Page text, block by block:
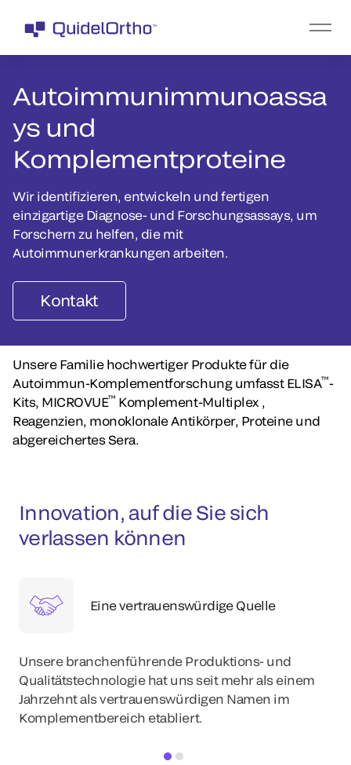
Autoimmunimmunoassa
ys und
Komplementproteine
Wir identifizieren, entwickeln und fertigen
einzigartige Diagnose- und Forschungsassays, um
Forschern zu helfen, die mit
Autoimmunerkrankungen arbeiten.
Kontakt
Unsere Familie hochwertiger Produkte für die
Autoimmun-Komplementforschung umfasst ELISA™-
Kits, MICROVUE™ Komplement-Multiplex ,
Reagenzien, monoklonale Antikörper, Proteine und
abgereichertes Sera.
Innovation, auf die Sie sich
verlassen können
Eine vertrauenswürdige Quelle
Unsere branchenführende Produktions- und
Qualitätstechnologie hat uns seit mehr als einem
Jahrzehnt als vertrauenswürdigen Namen im
Komplementbereich etabliert.